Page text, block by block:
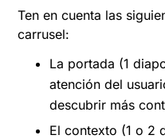
Ten en cuenta las
carrusel:
La portada (1
atención del
descubrir más
El contexto (1 o 2